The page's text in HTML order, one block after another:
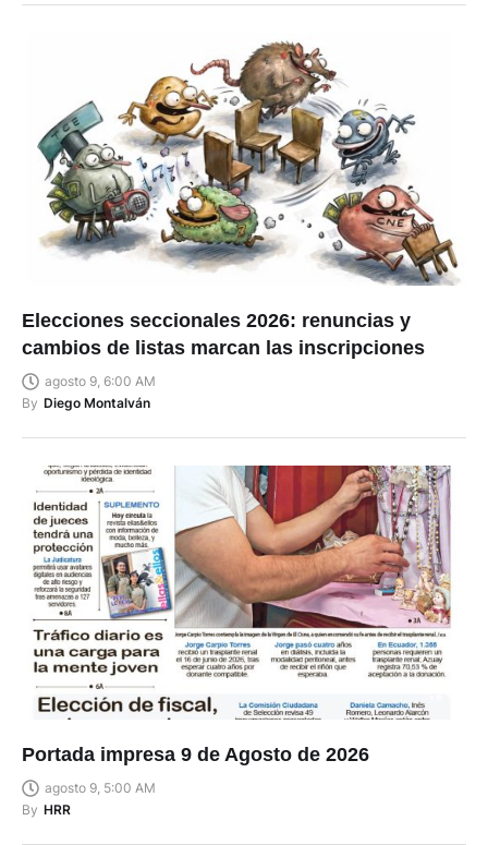
Elecciones seccionales 2026: renuncias y
cambios de listas marcan las inscripciones
agosto 9, 6:00 AM
By Diego Montalván
Portada impresa 9 de Agosto de 2026
agosto 9, 5:00 AM
By HRR